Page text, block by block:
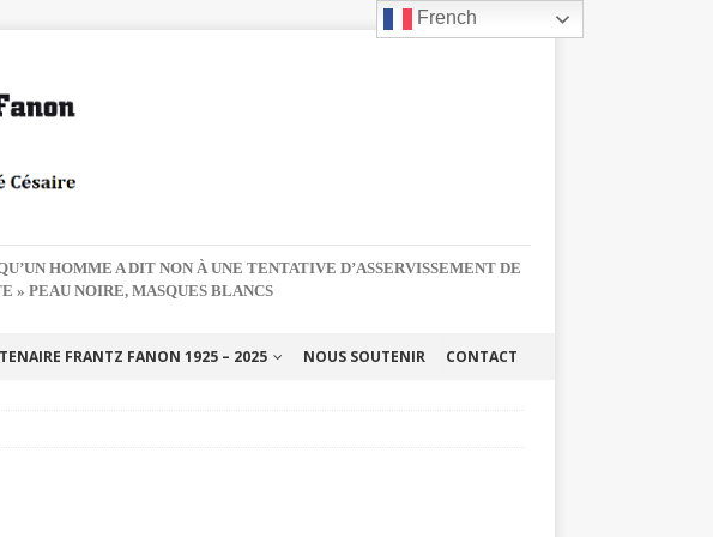
HOMME A DIT NON À UNE TENTATIVE D’ASSERVISSEMENT DE
» PEAU NOIRE, MASQUES BLANCS
FRANTZ FANON 1925 – 2025 NOUS SOUTENIR CONTACT
French